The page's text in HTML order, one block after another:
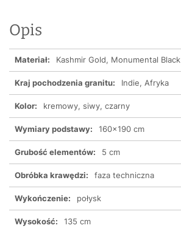
Opis
Materiał: Kashmir Gold, Monumental Black
Kraj pochodzenia granitu: Indie, Afryka
Kolor: kremowy, siwy, czarny
Wymiary podstawy: 160x190 cm
Grubość elementów: 5 cm
Obróbka krawędzi: faza techniczna
Wykończenie: połysk
Wysokość: 135 cm